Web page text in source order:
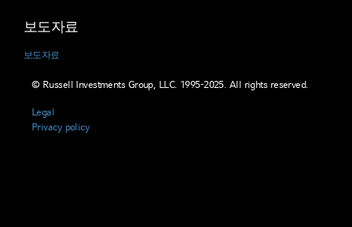
보도자료
보도자료
© Russell Investments Group, LLC. 1995-2025. All rights reserved.
Legal
Privacy policy